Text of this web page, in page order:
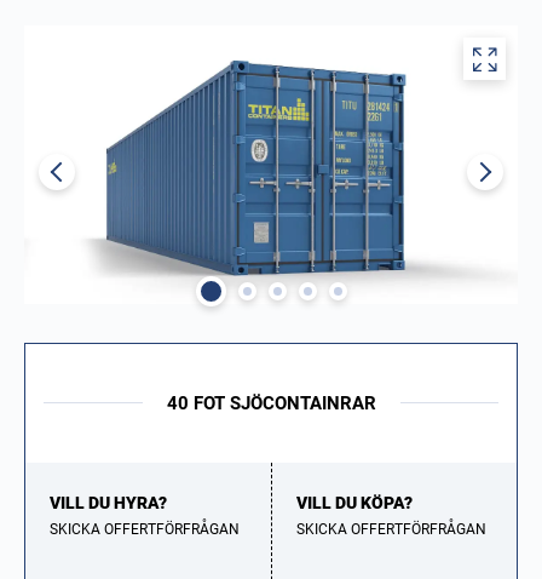
40 FOT SJÖCONTAINRAR
VILL DU HYRA?
SKICKA OFFERTFÖRFRÅGAN
VILL DU KÖPA?
SKICKA OFFERTFÖRFRÅGAN